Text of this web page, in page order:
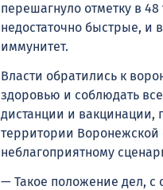
перешагнуло отметку в
недостаточно быстрые, и
иммунитет.
Власти обратились к
здоровью и соблюдать
дистанции и вакцинации,
территории Воронежской
неблагоприятному
— Такое положение дел, с